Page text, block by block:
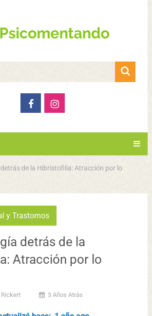
de la Hibristofilia: Atracción por lo
y Trastornos
detrás de la
Atracción por lo
3 Años Atrás